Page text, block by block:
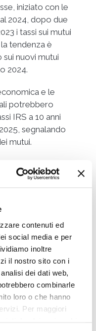
contenuti ed
social media e per
inoltre
il nostro sito con i
dei dati web,
combinarle
loro o che hanno
Per maggiori
iniziato con le
2024, dopo due
i tassi sui mutui
tendenza è
nuovi mutui
2024.
e le
potrebbero
IRS a 10 anni
segnalando
mutui.
nuovi tagli, ma
riduzioni
un percorso
e la politica
cruciali.
il giusto